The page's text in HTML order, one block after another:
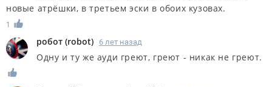
новые атрёшки, в третьем эски в обоих кузовах.
1
робот (robot) 6 лет назад
Одну и ту же ауди греют, греют - никак не греют.